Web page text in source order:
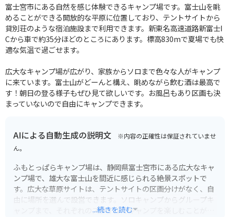
富士宮市にある自然を感じ体験できるキャンプ場です。富士山を眺
めることができる開放的な平原に位置しており、テントサイトから
貸別荘のような宿泊施設まで利用できます。新東名高速道路新富士I
Cから車で約35分ほどのところにあります。標高830mで夏場でも快
適な気温で過ごせます。
広大なキャンプ場が広がり、家族からソロまで色々な人がキャンプ
に来ています。富士山がどーんと構え、眺めながら飲む酒は最高で
す！朝日の登る様子もぜひ見て欲しいです。お風呂もあり区画も決
まっていないので自由にキャンプできます。
AIによる自動生成の説明文 ※内容の正確性は保証されていませ
ん。
ふもとっぱらキャンプ場は、静岡県富士宮市にある広大なキャ
ンプ場で、雄大な富士山を間近に感じられる絶景スポットで
す。広大な草原サイトは、テントサイトの区画分けがなく、自
由に場所を選んで設営できます。ソロキャンプからグループキ
ャンプまで、それぞれのスタイルでキャンプを楽しむことがで
...続きを読む